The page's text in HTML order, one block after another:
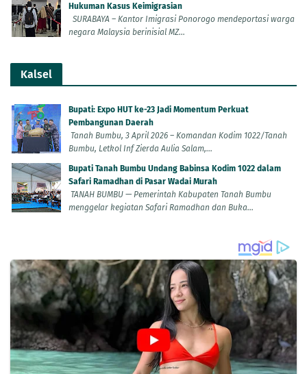
Hukuman Kasus Keimigrasian
SURABAYA – Kantor Imigrasi Ponorogo mendeportasi warga
negara Malaysia berinisial MZ...
Kalsel
Bupati: Expo HUT ke-23 Jadi Momentum Perkuat
Pembangunan Daerah
Tanah Bumbu, 3 April 2026 – Komandan Kodim 1022/Tanah
Bumbu, Letkol Inf Zierda Aulia Salam,...
Bupati Tanah Bumbu Undang Babinsa Kodim 1022 dalam
Safari Ramadhan di Pasar Wadai Murah
TANAH BUMBU — Pemerintah Kabupaten Tanah Bumbu
menggelar kegiatan Safari Ramadhan dan Buka...